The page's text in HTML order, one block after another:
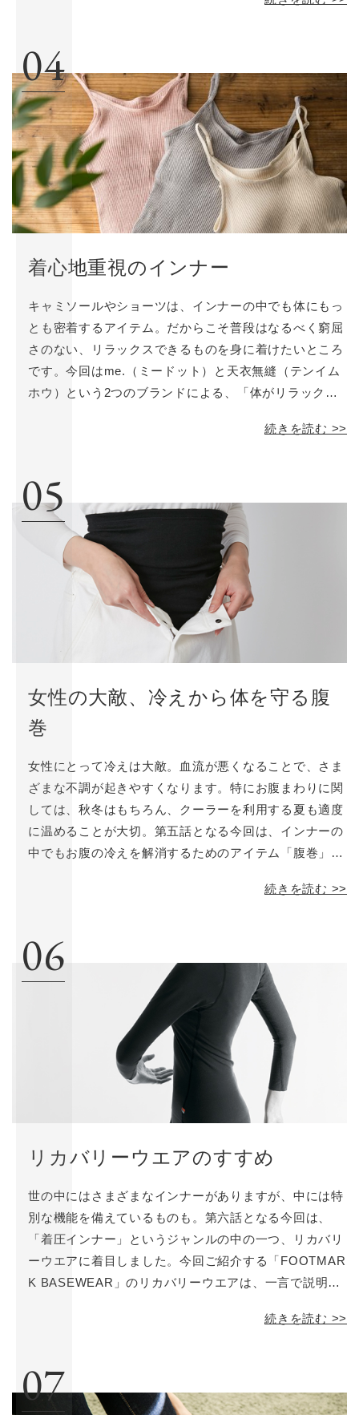
寄り添う最良の一枚を探すために、ぜひお役立てくださ
04
着心地重視のインナー
キャミソールやショーツは、インナーの中でも体にもっ
とも密着するアイテム。だからこそ普段はなるべく窮屈
さのない、リラックスできるものを身に着けたいところ
です。今回はme.（ミードット）と天衣無縫（テンイム
ホウ）という2つのブランドによる、「体がリラックス
材を使い、脇の縫い目を省くなど着心地にこだわって作
す。それぞれの特徴をぜひ比較してみてください。
続きを読む >>
05
女性の大敵、冷えから体を守る腹
巻
女性にとって冷えは大敵。血流が悪くなることで、さま
ざまな不調が起きやすくなります。特にお腹まわりに関
しては、秋冬はもちろん、クーラーを利用する夏も適度
に温めることが大切。第五話となる今回は、インナーの
中でもお腹の冷えを解消するためのアイテム「腹巻」を
続きを読む >>
06
リカバリーウエアのすすめ
世の中にはさまざまなインナーがありますが、中には特
別な機能を備えているものも。第六話となる今回は、
「着圧インナー」というジャンルの中の一つ、リカバリ
ーウエアに着目しました。今回ご紹介する「FOOTMAR
K BASEWEAR」のリカバリーウエアは、一言で説明す
く」インナーです。まずはその特徴についてご説明しま
続きを読む >>
07